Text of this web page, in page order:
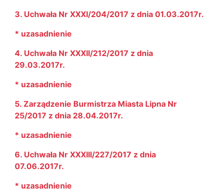
3. Uchwała Nr XXXI/204/2017 z dnia 01.03.2017r.
* uzasadnienie
4. Uchwała Nr XXXII/212/2017 z dnia
29.03.2017r.
* uzasadnienie
5. Zarządzenie Burmistrza Miasta Lipna Nr
25/2017 z dnia 28.04.2017r.
* uzasadnienie
6. Uchwała Nr XXXIII/227/2017 z dnia
07.06.2017r.
* uzasadnienie